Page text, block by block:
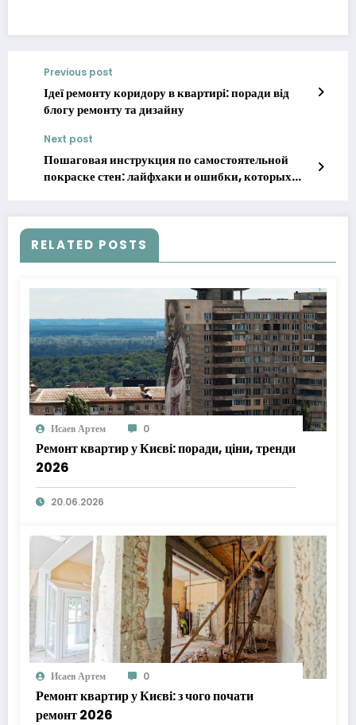
Previous post
Ідеї ремонту коридору в квартирі: поради від
блогу ремонту та дизайну
Next post
Пошаговая инструкция по самостоятельной
покраске стен: лайфхаки и ошибки, которых
RELATED POSTS
Исаев Артем 0
Ремонт квартир у Києві: поради, ціни, тренди
2026
20.06.2026
Исаев Артем 0
Ремонт квартир у Києві: з чого почати
ремонт 2026